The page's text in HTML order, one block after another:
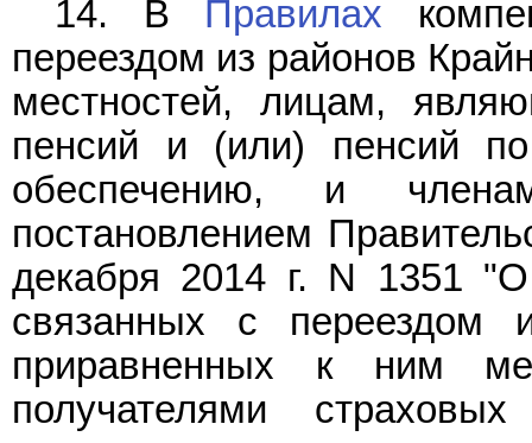
14. В Правилах
переездом из районов
местностей, лицам,
пенсий и (или) пенсий по
обеспечению, и
постановлением
декабря 2014 г. N 1351
связанных с переездом
приравненных к ним
получателями